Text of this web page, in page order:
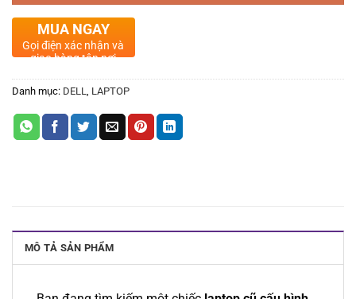
MUA NGAY
Gọi điện xác nhận và
giao hàng tận nơi
Danh mục: DELL LAPTOP
MÔ TẢ SẢN PHẨM